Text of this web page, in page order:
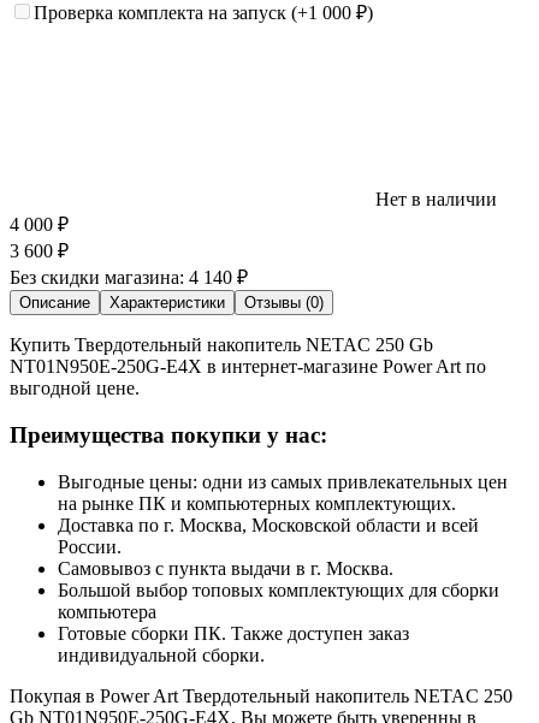
Проверка комплекта на запуск (+1 000 ₽)
Нет в наличии
4 000 ₽
3 600 ₽
Без скидки магазина: 4 140 ₽
Описание Характеристики Отзывы (0)
Купить Твердотельный накопитель NETAC 250 Gb
NT01N950E-250G-E4X в интернет-магазине Power Art по
выгодной цене.
Преимущества покупки у нас:
Выгодные цены: одни из самых привлекательных цен
на рынке ПК и компьютерных комплектующих.
Доставка по г. Москва, Московской области и всей
России.
Самовывоз с пункта выдачи в г. Москва.
Большой выбор топовых комплектующих для сборки
компьютера
Готовые сборки ПК. Также доступен заказ
индивидуальной сборки.
Покупая в Power Art Твердотельный накопитель NETAC 250
Gb NT01N950E-250G-E4X, Вы можете быть уверенны в